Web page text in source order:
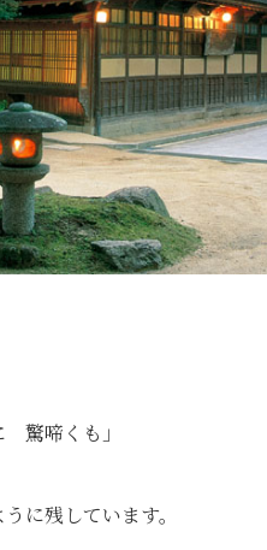
驚啼くも」
に残しています。